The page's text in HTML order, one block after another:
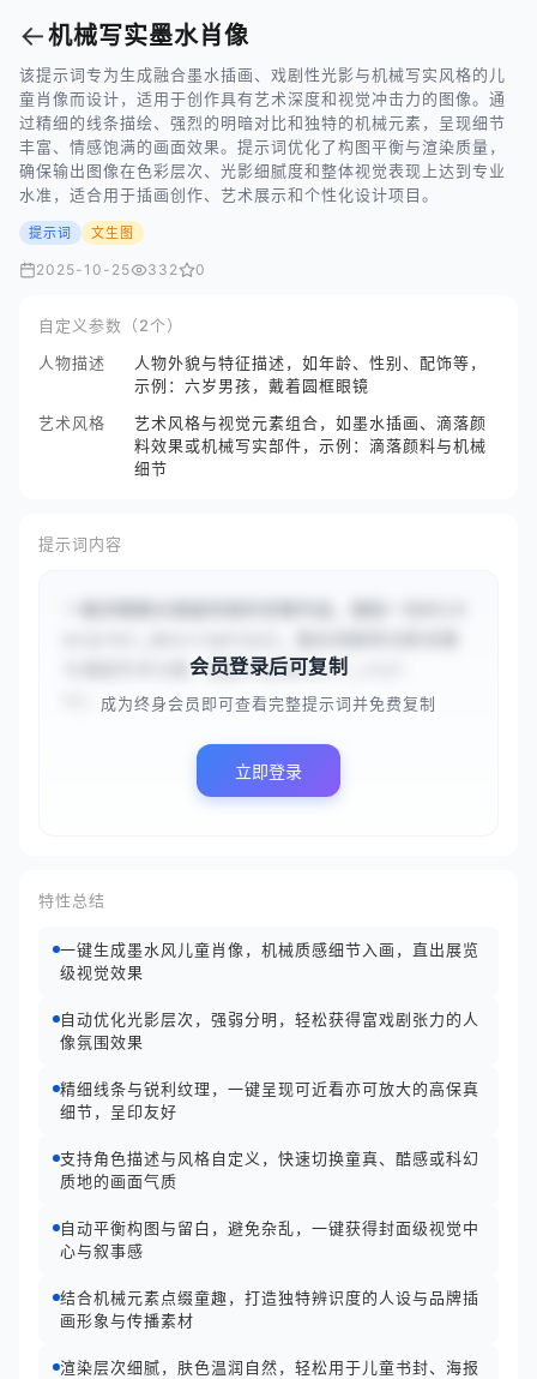
←机械写实墨水肖像
该提示词专为生成融合墨水插画、戏剧性光影与机械写实风格的儿
童肖像而设计，适用于创作具有艺术深度和视觉冲击力的图像。通
过精细的线条描绘、强烈的明暗对比和独特的机械元素，呈现细节
丰富、情感饱满的画面效果。提示词优化了构图平衡与渲染质量，
确保输出图像在色彩层次、光影细腻度和整体视觉表现上达到专业
水准，适合用于插画创作、艺术展示和个性化设计项目。
提示词 文生图
2025-10-25 332 0
自定义参数（2个）
人物描述
人物外貌与特征描述，如年龄、性别、配饰等，
示例：六岁男孩，戴着圆框眼镜
艺术风格
艺术风格与视觉元素组合，如墨水插画、滴落颜
料效果或机械写实部件，示例：滴落颜料与机械
细节
提示词内容
与漫画艺术元素，画面中呈现#{art_styl
e}。...
会员登录后可复制
成为终身会员即可查看完整提示词并免费复制
立即登录
特性总结
一键生成墨水风儿童肖像，机械质感细节入画，直出展览
级视觉效果
自动优化光影层次，强弱分明，轻松获得富戏剧张力的人
像氛围效果
精细线条与锐利纹理，一键呈现可近看亦可放大的高保真
细节，呈印友好
支持角色描述与风格自定义，快速切换童真、酷感或科幻
质地的画面气质
自动平衡构图与留白，避免杂乱，一键获得封面级视觉中
心与叙事感
结合机械元素点缀童趣，打造独特辨识度的人设与品牌插
画形象与传播素材
渲染层次细腻，肤色温润自然，轻松用于儿童书封、海报